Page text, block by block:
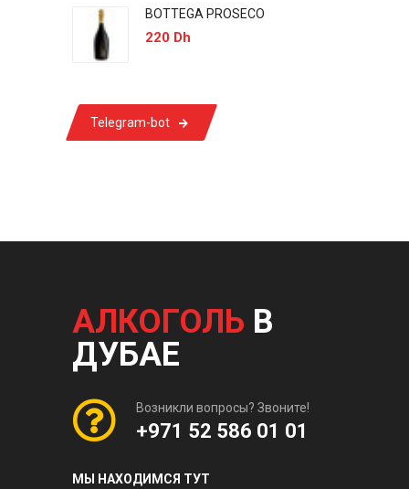
BOTTEGA PROSECO
220 Dh
Telegram-bot
АЛКОГОЛЬ В
ДУБАЕ
Возникли вопросы? Звоните!
+971 52 586 01 01
МЫ НАХОДИМСЯ ТУТ